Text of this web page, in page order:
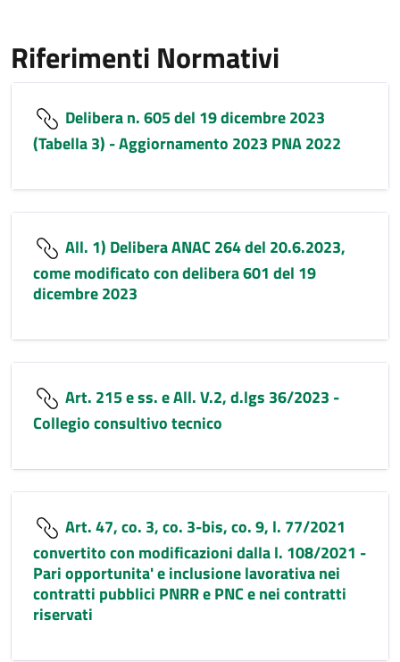
Riferimenti Normativi
Delibera n. 605 del 19 dicembre 2023
(Tabella 3) - Aggiornamento 2023 PNA 2022
All. 1) Delibera ANAC 264 del 20.6.2023,
come modificato con delibera 601 del 19
dicembre 2023
Art. 215 e ss. e All. V.2, d.lgs 36/2023 -
Collegio consultivo tecnico
Art. 47, co. 3, co. 3-bis, co. 9, l. 77/2021
convertito con modificazioni dalla l. 108/2021 -
Pari opportunita' e inclusione lavorativa nei
contratti pubblici PNRR e PNC e nei contratti
riservati